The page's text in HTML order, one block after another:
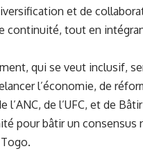
et de
continuité, tout en
qui se veut inclusif,
l’économie, de
l’ANC, de l’UFC, et de
pour bâtir un